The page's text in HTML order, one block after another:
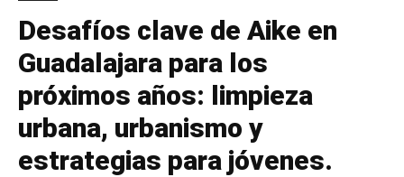
Desafíos clave de Aike en
Guadalajara para los
próximos años: limpieza
urbana, urbanismo y
estrategias para jóvenes.